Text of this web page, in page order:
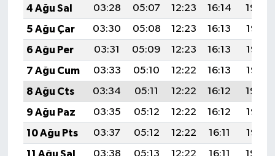
4 Ağu Sal
03:28 05:07 12:23 16:14
19:29
5 Ağu Çar
03:30 05:08 12:23 16:13
19:28
6 Ağu Per
03:31 05:09 12:23 16:13
19:26
7 Ağu Cum
03:33 05:10 12:22 16:13
19:25
8 Ağu Cts
03:34 05:11 12:22 16:12
19:24
9 Ağu Paz
03:35 05:12 12:22 16:12
19:23
10 Ağu Pts
03:37 05:12 12:22 16:11
19:22